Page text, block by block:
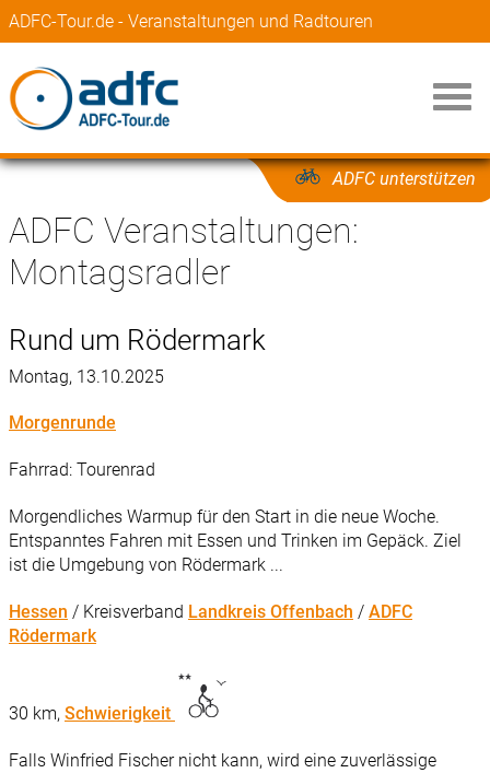
ADFC-Tour.de - Veranstaltungen und Radtouren
ADFC unterstützen
ADFC Veranstaltungen:
Montagsradler
Rund um Rödermark
Montag, 13.10.2025
Morgenrunde
Fahrrad: Tourenrad
Morgendliches Warmup für den Start in die neue Woche.
Entspanntes Fahren mit Essen und Trinken im Gepäck. Ziel
ist die Umgebung von Rödermark ...
Hessen / Kreisverband Landkreis Offenbach / ADFC
Rödermark
30 km, Schwierigkeit
Falls Winfried Fischer nicht kann, wird eine zuverlässige